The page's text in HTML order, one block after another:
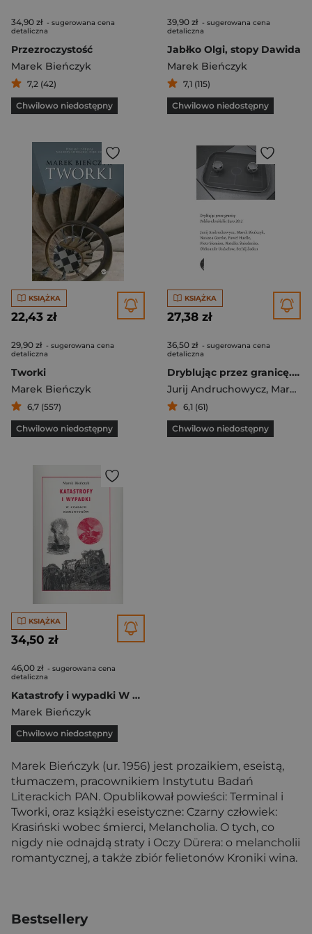
34,90 zł - sugerowana cena
detaliczna
Przezroczystość
Marek Bieńczyk
7,2 (42)
Chwilowo niedostępny
39,90 zł - sugerowana cena
detaliczna
Jabłko Olgi, stopy Dawida
Marek Bieńczyk
7,1 (115)
Chwilowo niedostępny
KSIĄŻKA
22,43 zł
29,90 zł - sugerowana cena
detaliczna
Tworki
Marek Bieńczyk
6,7 (557)
Chwilowo niedostępny
KSIĄŻKA
27,38 zł
36,50 zł - sugerowana cena
detaliczna
Dryblując przez granicę. Polsko-ukraińskie Euro 2012
Jurij Andruchowycz, Marek Bieńczyk
6,1 (61)
Chwilowo niedostępny
KSIĄŻKA
34,50 zł
46,00 zł - sugerowana cena
detaliczna
Katastrofy i wypadki W czasach romantyków
Marek Bieńczyk
Chwilowo niedostępny
Marek Bieńczyk (ur. 1956) jest prozaikiem, eseistą,
tłumaczem, pracownikiem Instytutu Badań
Literackich PAN. Opublikował powieści: Terminal i
Tworki, oraz książki eseistyczne: Czarny człowiek:
Krasiński wobec śmierci, Melancholia. O tych, co
nigdy nie odnajdą straty i Oczy Dürera: o melancholii
romantycznej, a także zbiór felietonów Kroniki wina.
Bestsellery